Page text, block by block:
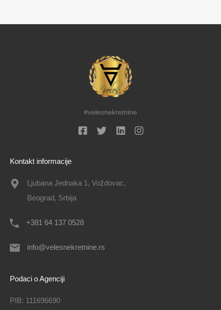
#velesnekretnine
Kontakt informacije
Ljubana Jednaka 1, Voždovac,
Beograd, Srbija
+381 64 137 0528
info@velesnekretnine.rs
Podaci o Agenciji
PIB: 111696690